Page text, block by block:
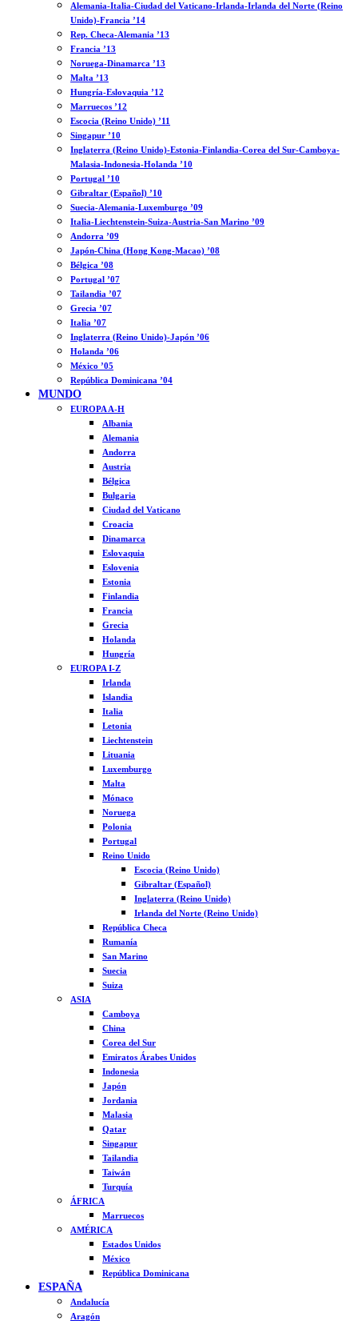
Alemania-Italia-Ciudad del Vaticano-Irlanda-Irlanda del Norte (Reino
Unido)-Francia ’14
Rep. Checa-Alemania ’13
Francia ’13
Noruega-Dinamarca ’13
Malta ’13
Hungría-Eslovaquia ’12
Marruecos ’12
Escocia (Reino Unido) ’11
Singapur ’10
Inglaterra (Reino Unido)-Estonia-Finlandia-Corea del Sur-Camboya-
Malasia-Indonesia-Holanda ’10
Portugal ’10
Gibraltar (Español) ’10
Suecia-Alemania-Luxemburgo ’09
Italia-Liechtenstein-Suiza-Austria-San Marino ’09
Andorra ’09
Japón-China (Hong Kong-Macao) ’08
Bélgica ’08
Portugal ’07
Tailandia ’07
Grecia ’07
Italia ’07
Inglaterra (Reino Unido)-Japón ’06
Holanda ’06
México ’05
República Dominicana ’04
MUNDO
EUROPA A-H
Albania
Alemania
Andorra
Austria
Bélgica
Bulgaria
Ciudad del Vaticano
Croacia
Dinamarca
Eslovaquia
Eslovenia
Estonia
Finlandia
Francia
Grecia
Holanda
Hungría
EUROPA I-Z
Irlanda
Islandia
Italia
Letonia
Liechtenstein
Lituania
Luxemburgo
Malta
Mónaco
Noruega
Polonia
Portugal
Reino Unido
Escocia (Reino Unido)
Gibraltar (Español)
Inglaterra (Reino Unido)
Irlanda del Norte (Reino Unido)
República Checa
Rumanía
San Marino
Suecia
Suiza
ASIA
Camboya
China
Corea del Sur
Emiratos Árabes Unidos
Indonesia
Japón
Jordania
Malasia
Qatar
Singapur
Tailandia
Taiwán
Turquía
ÁFRICA
Marruecos
AMÉRICA
Estados Unidos
México
República Dominicana
ESPAÑA
Andalucía
Aragón